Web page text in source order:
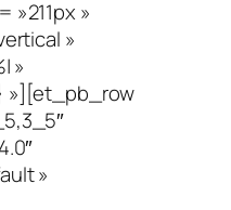
»
»
»
»][et_pb_row
»